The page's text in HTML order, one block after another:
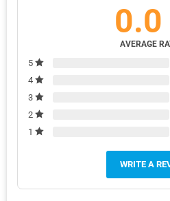
0.0
AVERAGE
5
4
3
2
1
WRITE A